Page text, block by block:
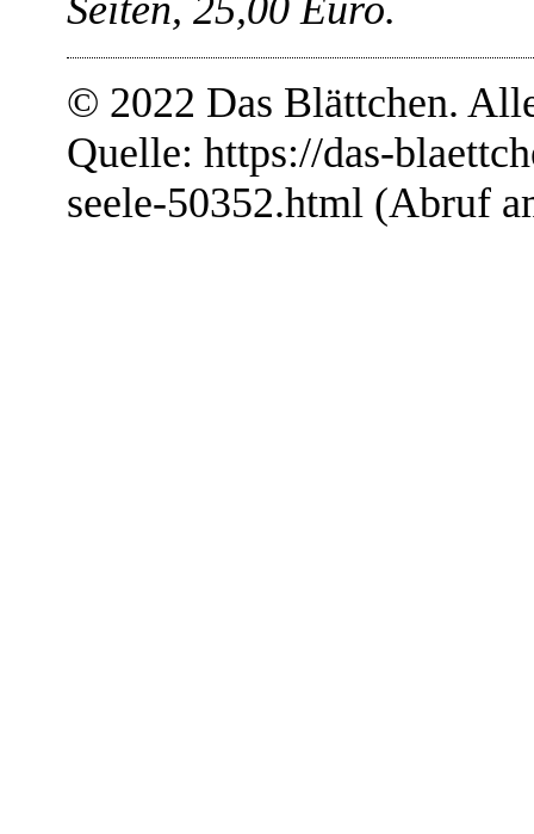
Seiten, 25,00 Euro.
© 2022 Das Blättchen.
Quelle: https://das-
seele-50352.html (Abruf